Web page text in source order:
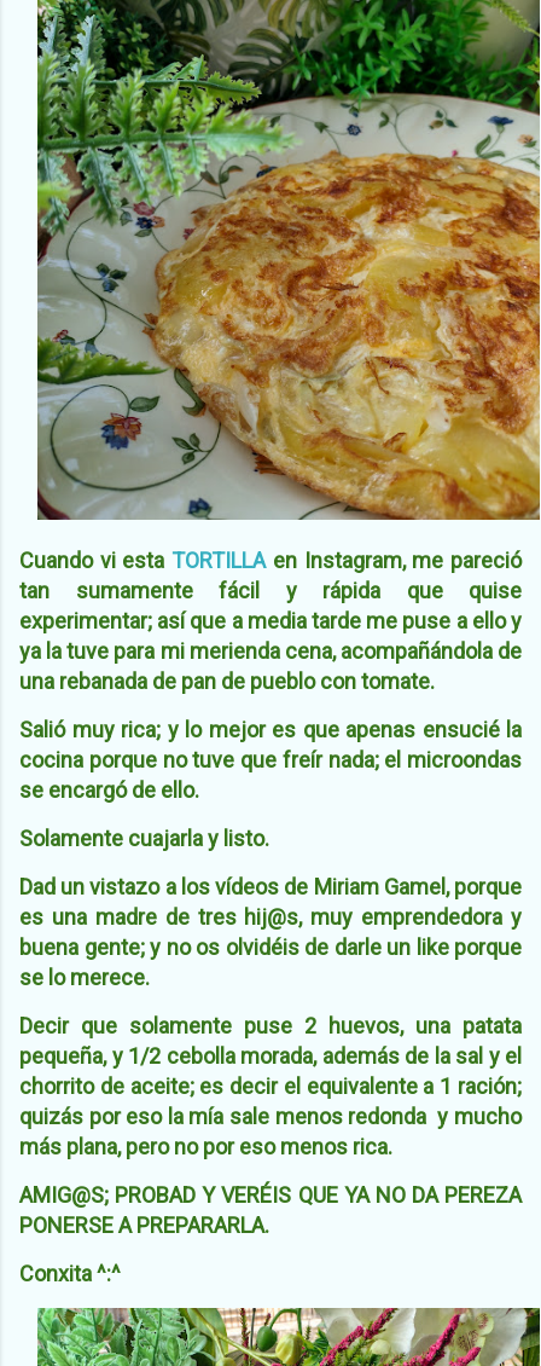
Cuando vi esta TORTILLAen Instagram, me pareció
tan sumamente fácil y rápida que quise
experimentar; así que a media tarde me puse a ello y
ya la tuve para mi merienda cena, acompañándola de
una rebanada de pan de pueblo con tomate.
Salió muy rica; y lo mejor es que apenas ensucié la
cocina porque no tuve que freír nada; el microondas
se encargó de ello.
Solamente cuajarla y listo.
Dad un vistazo a los vídeos de Miriam Gamel, porque
es una madre de tres hij@s, muy emprendedora y
buena gente; y no os olvidéis de darle un like porque
se lo merece.
Decir que solamente puse 2 huevos, una patata
pequeña, y 1/2 cebolla morada, además de la sal y el
chorrito de aceite; es decir el equivalente a 1 ración;
quizás por eso la mía sale menos redonda y mucho
más plana, pero no por eso menos rica.
AMIG@S; PROBAD Y VERÉIS QUE YA NO DA PEREZA
PONERSE A PREPARARLA.
Conxita ^:^